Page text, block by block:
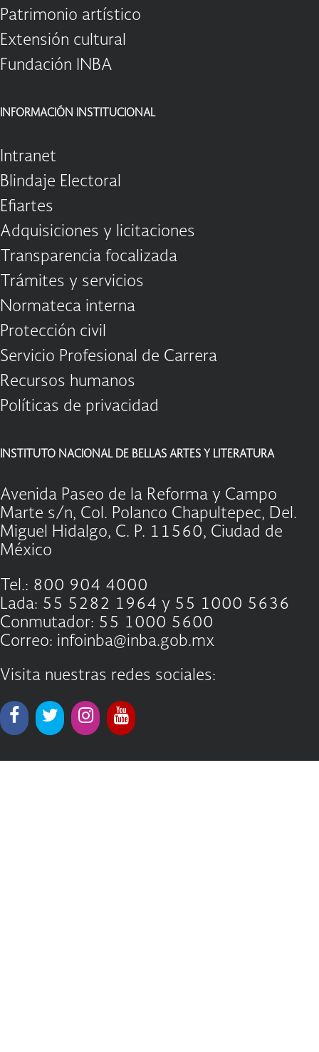
Patrimonio artístico
Extensión cultural
Fundación INBA
INFORMACIÓN INSTITUCIONAL
Intranet
Blindaje Electoral
Efiartes
Adquisiciones y licitaciones
Transparencia focalizada
Trámites y servicios
Normateca interna
Protección civil
Servicio Profesional de Carrera
Recursos humanos
Políticas de privacidad
INSTITUTO NACIONAL DE BELLAS ARTES Y LITERATURA
Avenida Paseo de la Reforma y Campo
Marte s/n, Col. Polanco Chapultepec, Del.
Miguel Hidalgo, C. P. 11560, Ciudad de
México
Tel.: 800 904 4000
Lada: 55 5282 1964 y 55 1000 5636
Conmutador: 55 1000 5600
Correo: infoinba@inba.gob.mx
Visita nuestras redes sociales: